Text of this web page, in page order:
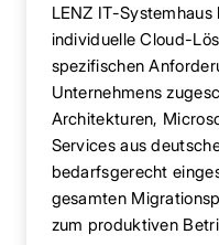
LENZ IT-
individuelle Cloud-
spezifischen
Unternehmens
Architekturen,
Services aus
bedarfsgerecht
gesamten
zum produktiven